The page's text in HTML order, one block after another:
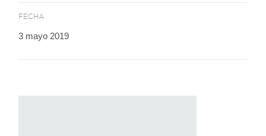
FECHA
3 mayo 2019